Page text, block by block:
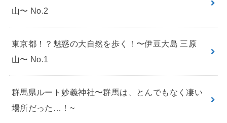
山〜 No.2
東京都！？魅惑の大自然を歩く！〜伊豆大島 三原
山〜 No.1
群馬県ルート妙義神社〜群馬は、とんでもなく凄い
場所だった…！~